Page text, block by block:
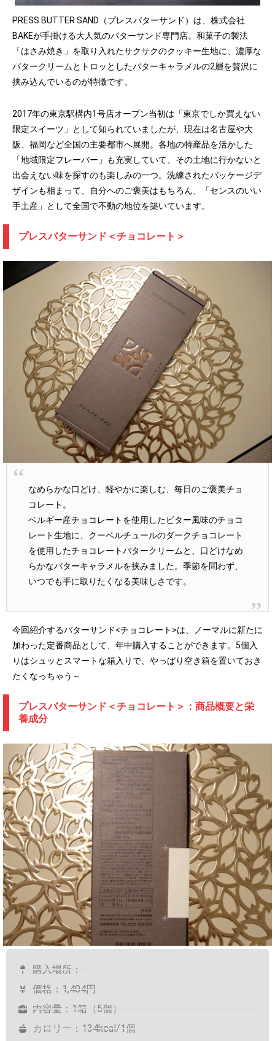
PRESS BUTTER SAND（プレスバターサンド）は、株式会社
BAKEが手掛ける大人気のバターサンド専門店。和菓子の製法
「はさみ焼き」を取り入れたサクサクのクッキー生地に、濃厚な
バタークリームとトロッとしたバターキャラメルの2層を贅沢に
挟み込んでいるのが特徴です。
2017年の東京駅構内1号店オープン当初は「東京でしか買えない
限定スイーツ」として知られていましたが、現在は名古屋や大
阪、福岡など全国の主要都市へ展開。各地の特産品を活かした
「地域限定フレーバー」も充実していて、その土地に行かないと
出会えない味を探すのも楽しみの一つ。洗練されたパッケージデ
ザインも相まって、自分へのご褒美はもちろん、「センスのいい
手土産」として全国で不動の地位を築いています。
プレスバターサンド＜チョコレート＞
なめらかな口どけ、軽やかに楽しむ、毎日のご褒美チョ
コレート。
ベルギー産チョコレートを使用したビター風味のチョコ
レート生地に、クーベルチュールのダークチョコレート
を使用したチョコレートバタークリームと、口どけなめ
らかなバターキャラメルを挟みました。季節を問わず、
いつでも手に取りたくなる美味しさです。
今回紹介するバターサンド<チョコレート>は、ノーマルに新たに
加わった定番商品として、年中購入することができます。5個入
りはシュッとスマートな箱入りで、やっぱり空き箱を置いておき
たくなっちゃう～
プレスバターサンド＜チョコレート＞：商品概要と栄
養成分
購入場所：-
価格：1,404円
内容量：1箱（5個）
カロリー：134kcal/1個